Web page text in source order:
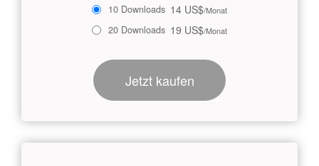
10 Downloads 14 US$/Monat
20 Downloads 19 US$/Monat
Jetzt kaufen